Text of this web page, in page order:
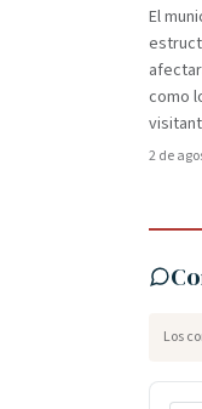
El
como
2 de
Los